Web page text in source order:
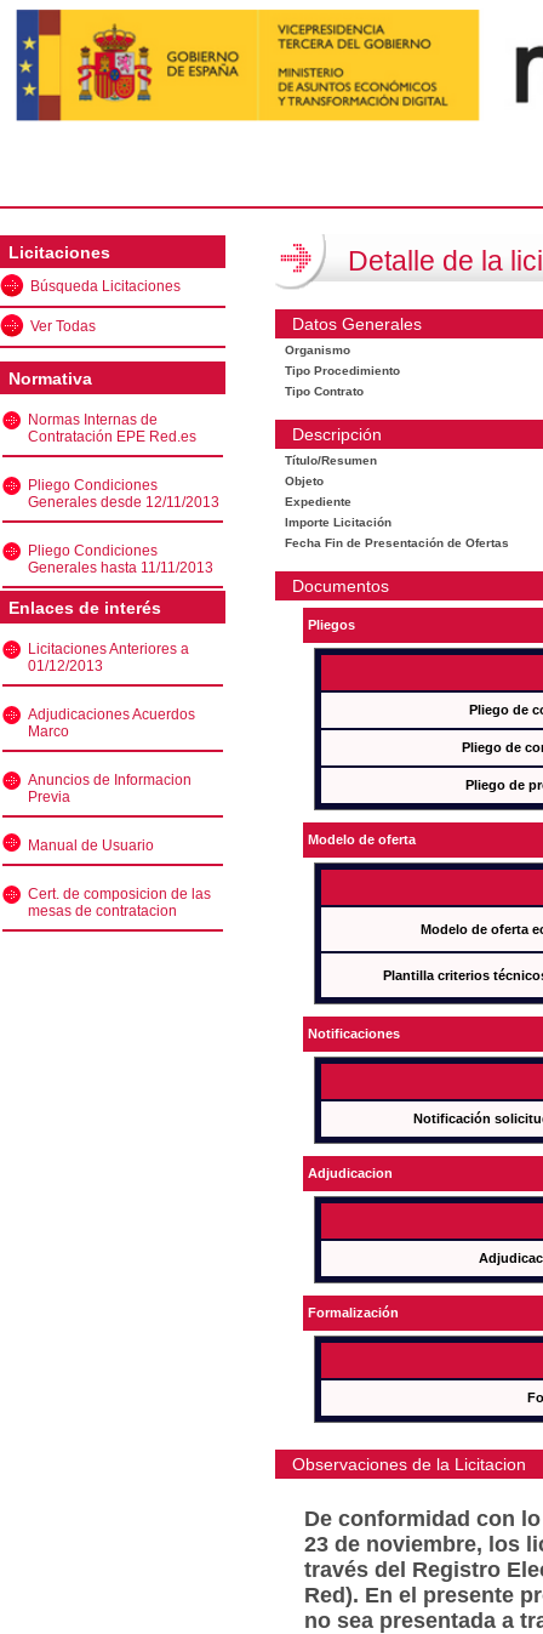
Licitaciones
Búsqueda Licitaciones
Ver Todas
Normativa
Normas Internas de
Contratación EPE Red.es
Pliego Condiciones
Generales desde 12/11/2013
Pliego Condiciones
Generales hasta 11/11/2013
Enlaces de interés
Licitaciones Anteriores a
01/12/2013
Adjudicaciones Acuerdos
Marco
Anuncios de Informacion
Previa
Manual de Usuario
Cert. de composicion de las
mesas de contratacion
Detalle de la
Datos Generales
Organismo
Tipo Procedimiento
Tipo Contrato
Descripción
Título/Resumen
Objeto
Expediente
Importe Licitación
Fecha Fin de Presentación de Ofertas
Documentos
Pliegos
Pliego de
Pliego de
Pliego de
Modelo de oferta
Modelo de oferta
Plantilla criterios
Notificaciones
Notificación
Adjudicacion
Formalización
Observaciones de la Licitacion
De conformidad con
23 de noviembre, los
través del Registro
Red). En el presente
no sea presentada a